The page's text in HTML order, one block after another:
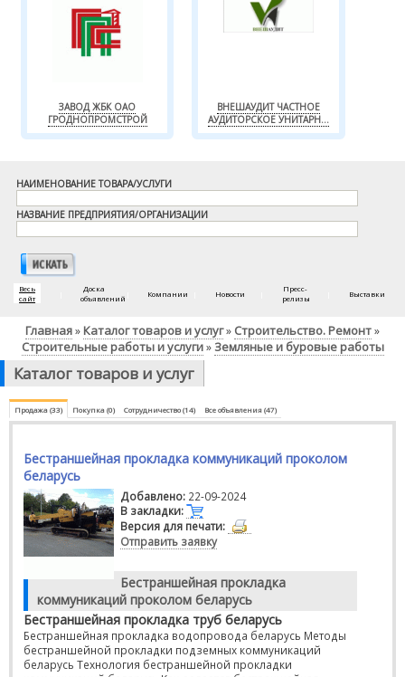
ЗАВОД ЖБК ОАО
ГРОДНОПРОМСТРОЙ
ВНЕШАУДИТ ЧАСТНОЕ
АУДИТОРСКОЕ УНИТАРН...
НАИМЕНОВАНИЕ ТОВАРА/УСЛУГИ
НАЗВАНИЕ ПРЕДПРИЯТИЯ/ОРГАНИЗАЦИИ
Весь
сайт
Доска
объявлений
Компании Новости
Пресс-
релизы
Выставки
Главная» Каталог товаров и услуг» Строительство. Ремонт»
Строительные работы и услуги» Земляные и буровые работы
Каталог товаров и услуг
Продажа (33) Покупка (0) Сотрудничество (14) Все объявления (47)
Бестраншейная прокладка коммуникаций проколом
беларусь
Добавлено: 22-09-2024
В закладки:
Версия для печати:
Отправить заявку
Бестраншейная прокладка
коммуникаций проколом беларусь
Бестраншейная прокладка труб беларусь
Бестраншейная прокладка водопровода беларусь Методы
бестраншейной прокладки подземных коммуникаций
беларусь Технология бестраншейной прокладки